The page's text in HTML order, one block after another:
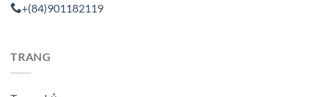
+(84)901182119
TRANG